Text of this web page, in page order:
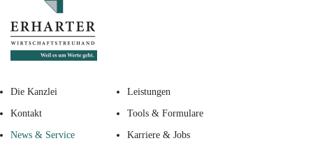
Die Kanzlei Leistungen
Kontakt Tools & Formulare
News & Service Karriere & Jobs